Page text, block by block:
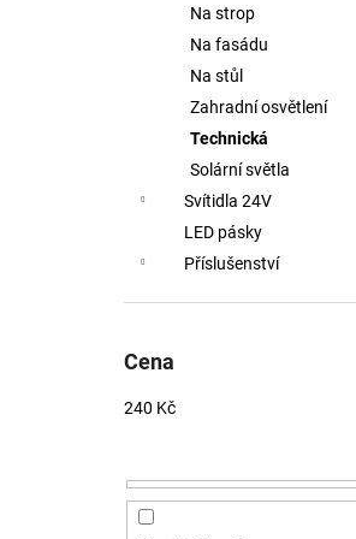
Na strop
Na fasádu
Na stůl
Zahradní osvětlení
Technická
Solární světla
Svítidla 24V
LED pásky
Příslušenství
Cena
240 Kč
BALENÍ: 10M BALENÍ
9 216 Kč